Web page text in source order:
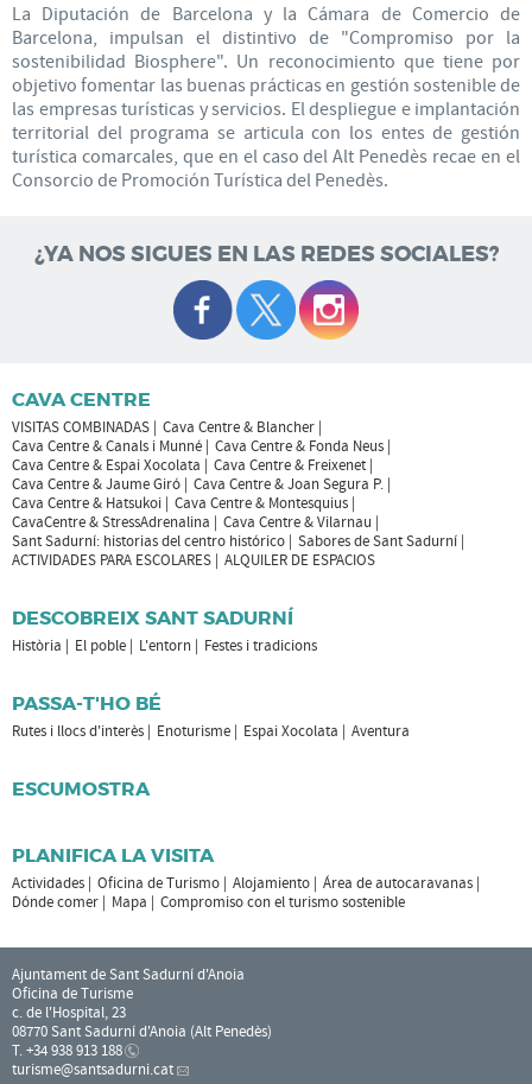
La Diputación de Barcelona y la Cámara de Comercio de
Barcelona, ​​impulsan el distintivo de "Compromiso por la
sostenibilidad Biosphere". Un reconocimiento que tiene por
objetivo fomentar las buenas prácticas en gestión sostenible de
las empresas turísticas y servicios. El despliegue e implantación
territorial del programa se articula con los entes de gestión
turística comarcales, que en el caso del Alt Penedès recae en el
Consorcio de Promoción Turística del Penedès.
¿YA NOS SIGUES EN LAS REDES SOCIALES?
CAVA CENTRE
VISITAS COMBINADAS
Cava Centre & Blancher
Cava Centre & Canals i Munné
Cava Centre & Fonda Neus
Cava Centre & Espai Xocolata
Cava Centre & Freixenet
Cava Centre & Jaume Giró
Cava Centre & Joan Segura P.
Cava Centre & Hatsukoi
Cava Centre & Montesquius
CavaCentre & StressAdrenalina
Cava Centre & Vilarnau
Sant Sadurní: historias del centro histórico
Sabores de Sant Sadurní
ACTIVIDADES PARA ESCOLARES
ALQUILER DE ESPACIOS
DESCOBREIX SANT SADURNÍ
Història El poble L'entorn Festes i tradicions
PASSA-T'HO BÉ
Rutes i llocs d'interès Enoturisme Espai Xocolata Aventura
ESCUMOSTRA
PLANIFICA LA VISITA
Actividades Oficina de Turismo Alojamiento
Área de autocaravanas
Dónde comer
Mapa Compromiso con el turismo sostenible
Ajuntament de Sant Sadurní d'Anoia
Oficina de Turisme
c. de l'Hospital, 23
08770 Sant Sadurní d'Anoia (Alt Penedès)
T. +34 938 913 188
turisme@santsadurni.cat